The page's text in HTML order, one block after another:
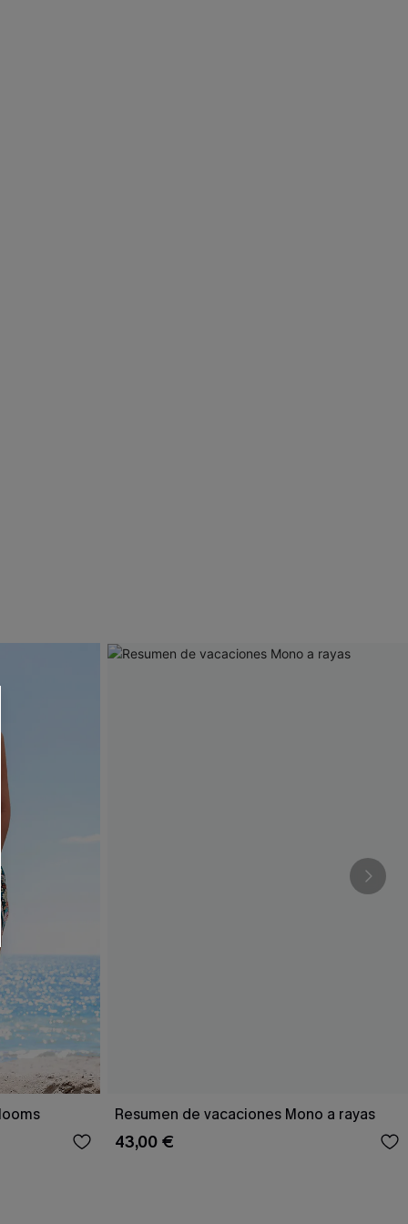
Resumen de vacaciones Mono a rayas
43,00 €
mínima
formulario, usted acepta nuestros
de Cupshe en cualquier momento del
compra. Podemos utilizar la
y ofertas adaptados a su perfil.